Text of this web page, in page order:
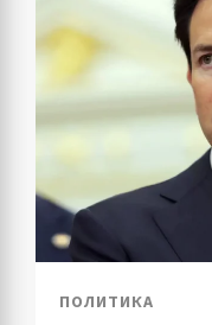
ПОЛИТИКА